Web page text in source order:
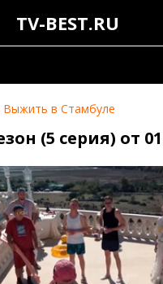
TV-BEST.RU
Выжить в Стамбуле
(5 серия) от